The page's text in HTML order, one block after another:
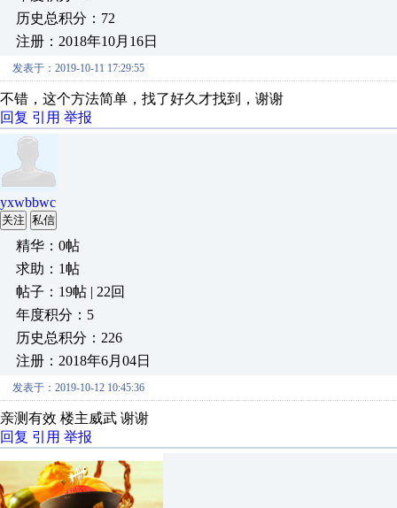
历史总积分：72
注册：2018年10月16日
发表于：2019-10-11 17:29:55
不错，这个方法简单，找了好久才找到，谢谢
回复 引用 举报
yxwbbwc
关注 私信
精华：0帖
求助：1帖
帖子：19帖 | 22回
年度积分：5
历史总积分：226
注册：2018年6月04日
发表于：2019-10-12 10:45:36
亲测有效 楼主威武 谢谢
回复 引用 举报